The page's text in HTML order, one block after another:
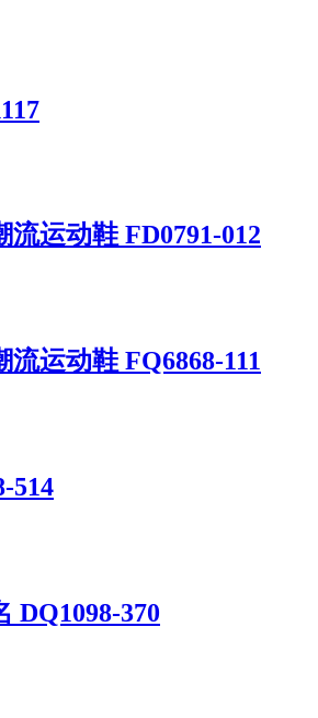
运动鞋 FD0791-012
运动鞋 FQ6868-111
514
DQ1098-370